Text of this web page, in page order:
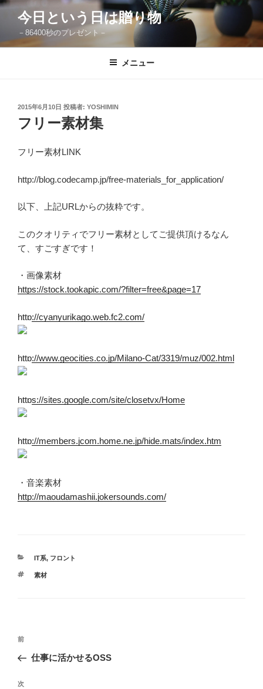
コ
ン
今日という日は贈り物
－86400秒のプレゼント－
メニュー
投
稿
日:
2015年6月10日 投稿者: YOSHIMIN
フリー素材集
フリー素材LINK
http://blog.codecamp.jp/free-materials_for_application/
以下、上記URLからの抜粋です。
このクオリティでフリー素材としてご提供頂けるなん
て、すごすぎです！
・画像素材
https://stock.tookapic.com/?filter=free&page=17
http://cyanyurikago.web.fc2.com/
http://www.geocities.co.jp/Milano-Cat/3319/muz/002.html
https://sites.google.com/site/closetvx/Home
http://members.jcom.home.ne.jp/hide.mats/index.htm
・音楽素材
http://maoudamashii.jokersounds.com/
カ
ゴ
IT系, フロント
タ
素材
投
ビ
過
去
投
前
仕事に活かせるOSS
次
次